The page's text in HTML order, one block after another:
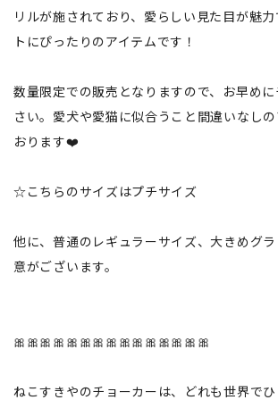
リルが施されており、愛らしい見た目が魅
トにぴったりのアイテムです！
数量限定での販売となりますので、お早め
さい。愛犬や愛猫に似合うこと間違いなし
おります❤️
☆こちらのサイズはプチサイズ
他に、普通のレギュラーサイズ、大きめグ
意がございます。
🎀🎀🎀🎀🎀🎀🎀🎀🎀🎀🎀🎀🎀🎀🎀
ねこすきやのチョーカーは、どれも世界で